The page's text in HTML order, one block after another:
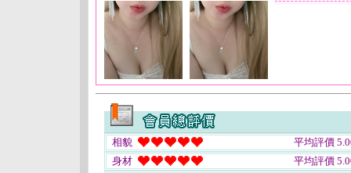
相貌
平均評價
身材
平均評價